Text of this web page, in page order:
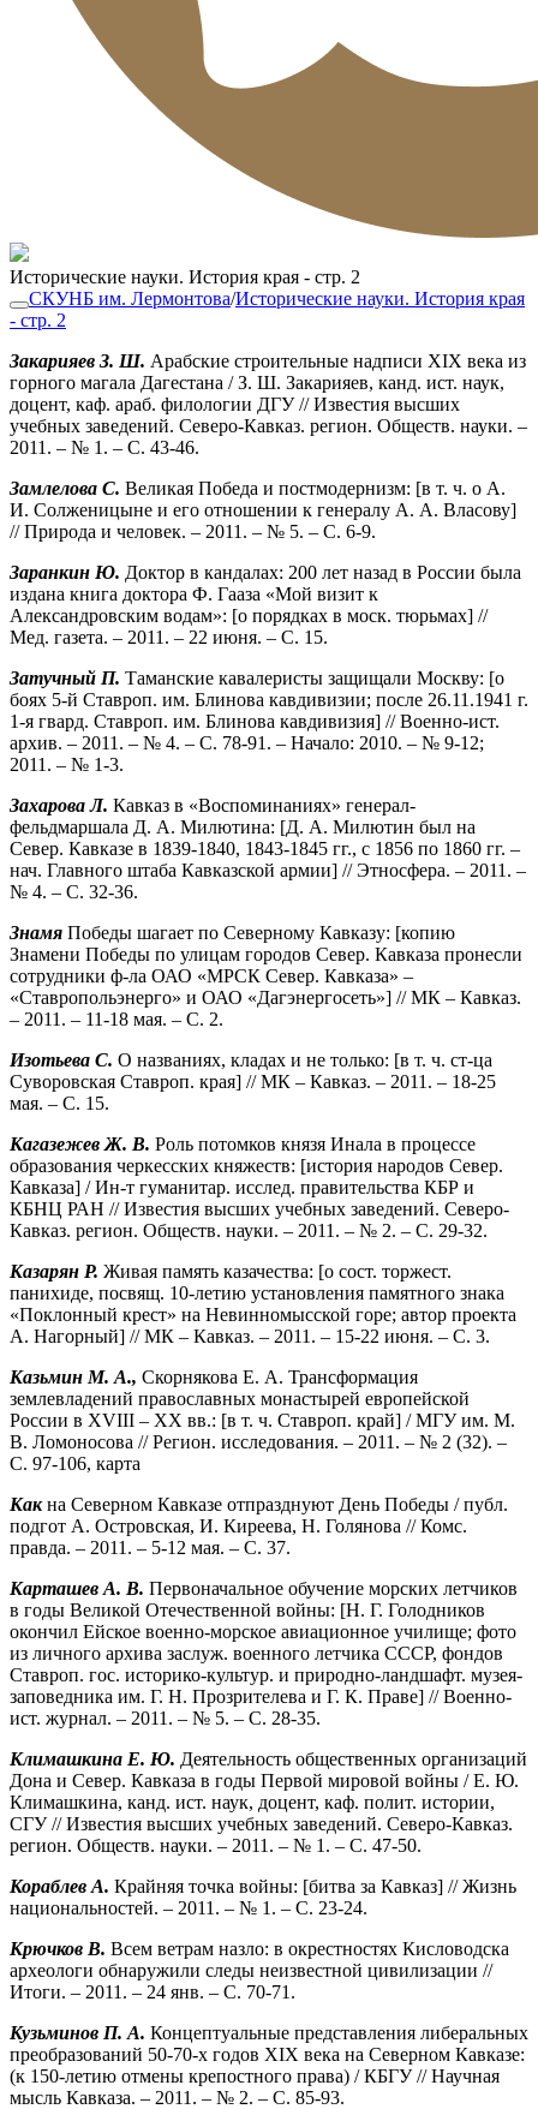
Исторические науки. История края - стр. 2
СКУНБ им. Лермонтова/Исторические науки. История края
- стр. 2
Закарияев З. Ш. Арабские строительные надписи XIX века из
горного магала Дагестана / З. Ш. Закарияев, канд. ист. наук,
доцент, каф. араб. филологии ДГУ // Известия высших
учебных заведений. Северо-Кавказ. регион. Обществ. науки. –
2011. – № 1. – С. 43-46.
Замлелова С. Великая Победа и постмодернизм: [в т. ч. о А.
И. Солженицыне и его отношении к генералу А. А. Власову]
// Природа и человек. – 2011. – № 5. – С. 6-9.
Заранкин Ю. Доктор в кандалах: 200 лет назад в России была
издана книга доктора Ф. Гааза «Мой визит к
Александровским водам»: [о порядках в моск. тюрьмах] //
Мед. газета. – 2011. – 22 июня. – С. 15.
Затучный П. Таманские кавалеристы защищали Москву: [о
боях 5-й Ставроп. им. Блинова кавдивизии; после 26.11.1941 г.
1-я гвард. Ставроп. им. Блинова кавдивизия] // Военно-ист.
архив. – 2011. – № 4. – С. 78-91. – Начало: 2010. – № 9-12;
2011. – № 1-3.
Захарова Л. Кавказ в «Воспоминаниях» генерал-
фельдмаршала Д. А. Милютина: [Д. А. Милютин был на
Север. Кавказе в 1839-1840, 1843-1845 гг., с 1856 по 1860 гг. –
нач. Главного штаба Кавказской армии] // Этносфера. – 2011. –
№ 4. – С. 32-36.
Знамя Победы шагает по Северному Кавказу: [копию
Знамени Победы по улицам городов Север. Кавказа пронесли
сотрудники ф-ла ОАО «МРСК Север. Кавказа» –
«Ставропольэнерго» и ОАО «Дагэнергосеть»] // МК – Кавказ.
– 2011. – 11-18 мая. – С. 2.
Изотьева С. О названиях, кладах и не только: [в т. ч. ст-ца
Суворовская Ставроп. края] // МК – Кавказ. – 2011. – 18-25
мая. – С. 15.
Кагазежев Ж. В. Роль потомков князя Инала в процессе
образования черкесских княжеств: [история народов Север.
Кавказа] / Ин-т гуманитар. исслед. правительства КБР и
КБНЦ РАН // Известия высших учебных заведений. Северо-
Кавказ. регион. Обществ. науки. – 2011. – № 2. – С. 29-32.
Казарян Р. Живая память казачества: [о сост. торжест.
панихиде, посвящ. 10-летию установления памятного знака
«Поклонный крест» на Невинномысской горе; автор проекта
А. Нагорный] // МК – Кавказ. – 2011. – 15-22 июня. – С. 3.
Казьмин М. А., Скорнякова Е. А. Трансформация
землевладений православных монастырей европейской
России в XVIII – XX вв.: [в т. ч. Ставроп. край] / МГУ им. М.
В. Ломоносова // Регион. исследования. – 2011. – № 2 (32). –
С. 97-106, карта
Какна Северном Кавказе отпразднуют День Победы / публ.
подгот А. Островская, И. Киреева, Н. Голянова // Комс.
правда. – 2011. – 5-12 мая. – С. 37.
Карташев А. В. Первоначальное обучение морских летчиков
в годы Великой Отечественной войны: [Н. Г. Голодников
окончил Ейское военно-морское авиационное училище; фото
из личного архива заслуж. военного летчика СССР, фондов
Ставроп. гос. историко-культур. и природно-ландшафт. музея-
заповедника им. Г. Н. Прозрителева и Г. К. Праве] // Военно-
ист. журнал. – 2011. – № 5. – С. 28-35.
Климашкина Е. Ю. Деятельность общественных организаций
Дона и Север. Кавказа в годы Первой мировой войны / Е. Ю.
Климашкина, канд. ист. наук, доцент, каф. полит. истории,
СГУ // Известия высших учебных заведений. Северо-Кавказ.
регион. Обществ. науки. – 2011. – № 1. – С. 47-50.
Кораблев А. Крайняя точка войны: [битва за Кавказ] // Жизнь
национальностей. – 2011. – № 1. – С. 23-24.
Крючков В. Всем ветрам назло: в окрестностях Кисловодска
археологи обнаружили следы неизвестной цивилизации //
Итоги. – 2011. – 24 янв. – С. 70-71.
Кузьминов П. А. Концептуальные представления либеральных
преобразований 50-70-х годов XIX века на Северном Кавказе:
(к 150-летию отмены крепостного права) / КБГУ // Научная
мысль Кавказа. – 2011. – № 2. – С. 85-93.